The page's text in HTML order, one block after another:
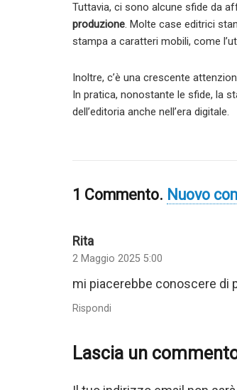
Tuttavia, ci sono alcune sfide da
produzione. Molte case editrici
stampa a caratteri mobili, come
Inoltre, c’è una crescente
In pratica, nonostante le sfide, la
dell’editoria anche nell’era digitale.
1 Commento. Nuovo
Rita
2 Maggio 2025 5:00
mi piacerebbe conoscere di
Rispondi
Lascia un